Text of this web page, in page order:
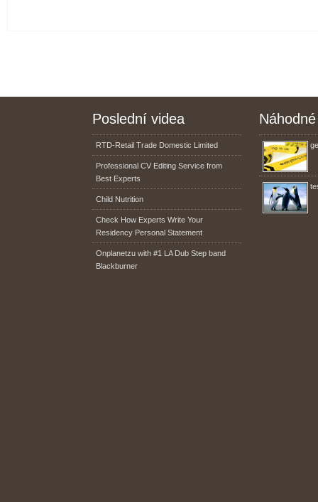
Poslední videa
RTD-Retail Trade Domestic Limited
Professional CV Editing Service from
Best Experts
Child Nutrition
Check How Experts Write Your
Residency Personal Statement
Onplanetzu with #1 LA Dub Step band
Blackburner